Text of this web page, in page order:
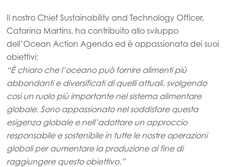
Asia
Mowi China
Mowi Japan
Mowi Korea
Il nostro Chief Sustainability and Technology Officer,
Catarina Martins, ha contribuito allo sviluppo
dell’Ocean Action Agenda ed è appassionata dei suoi
obiettivi:
“È chiaro che l’oceano può fornire alimenti più
abbondanti e diversificati di quelli attuali, svolgendo
così un ruolo più importante nel sistema alimentare
globale. Sono appassionato nel soddisfare questa
esigenza globale e nell’adottare un approccio
responsabile e sostenibile in tutte le nostre operazioni
globali per aumentare la produzione al fine di
raggiungere questo obiettivo.”